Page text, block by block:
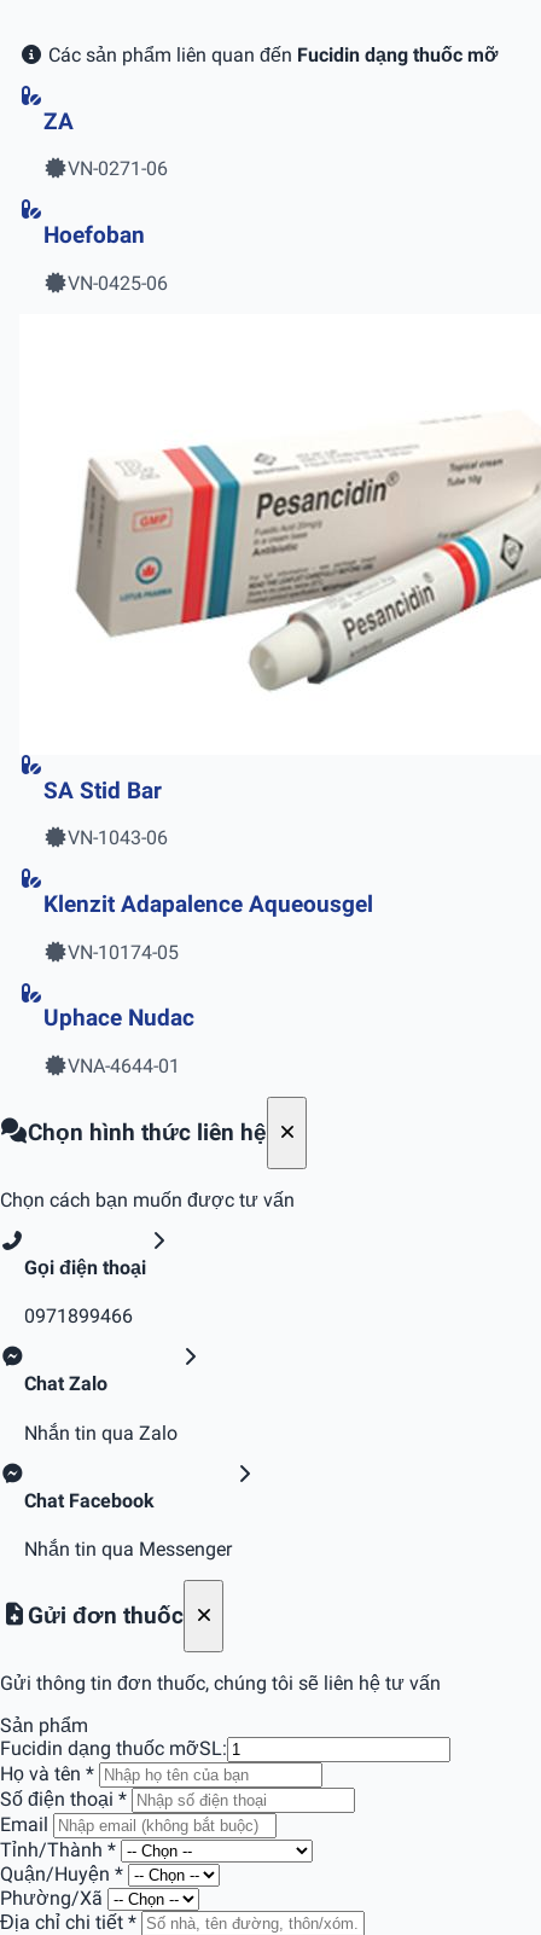
Các sản phẩm liên quan đến Fucidin dạng thuốc mỡ
ZA
VN-0271-06
Hoefoban
VN-0425-06
SA Stid Bar
VN-1043-06
Klenzit Adapalence Aqueousgel
VN-10174-05
Uphace Nudac
VNA-4644-01
Chọn hình thức liên hệ
Chọn cách bạn muốn được tư vấn
Gọi điện thoại
0971899466
Chat Zalo
Nhắn tin qua Zalo
Chat Facebook
Nhắn tin qua Messenger
Gửi đơn thuốc
Gửi thông tin đơn thuốc, chúng tôi sẽ liên hệ tư vấn
Sản phẩm
Fucidin dạng thuốc mỡSL:
Họ và tên *
Số điện thoại *
Email
Tỉnh/Thành *
Quận/Huyện *
Phường/Xã
Địa chỉ chi tiết *